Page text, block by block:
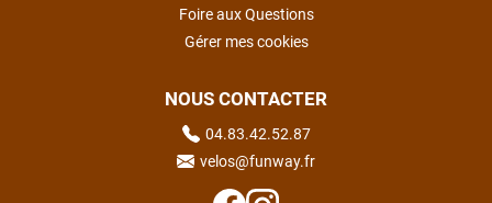
Foire aux Questions
Gérer mes cookies
NOUS CONTACTER
04.83.42.52.87
velos@funway.fr